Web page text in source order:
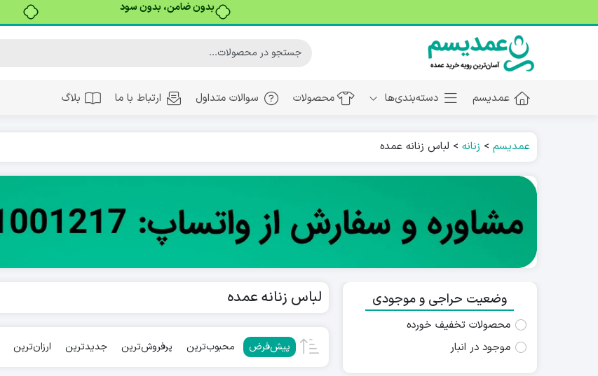
بدون ضامن، بدون سود
عمدیسم دسته‌بندی‌ها محصولات سوالات متداول ارتباط با ما بلاگ
عمدیسم > زنانه > لباس زنانه عمده
لباس زنانه عمده
پیش‌فرض محبوب‌ترین پرفروش‌ترین جدیدترین ارزان‌ترین
وضعیت حراجی و موجودی
محصولات تخفیف خورده
موجود در انبار